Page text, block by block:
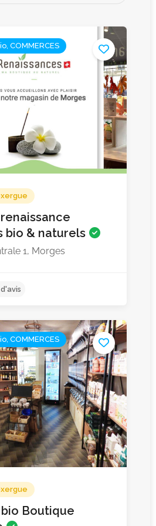
COMMERCES
bio & naturels
1, Morges
encore d'avis
COMMERCES
Boutique